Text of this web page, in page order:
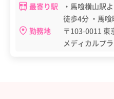
最寄り駅
・馬喰横山駅
徒歩4分 ・馬
勤務地
〒103-0011 東
メディカルプ